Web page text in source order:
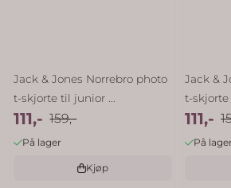
Jack & Jones Norrebro photo
t-skjorte til junior ...
111,- 159,-
På lager
Kjøp
Jack &
t-skjorte
111,-
På